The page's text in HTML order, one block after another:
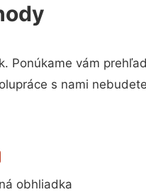
vám
s nami
obhliadka